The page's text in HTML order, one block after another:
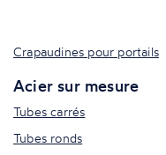
Crapaudines pour portails
Acier sur mesure
Tubes carrés
Tubes ronds